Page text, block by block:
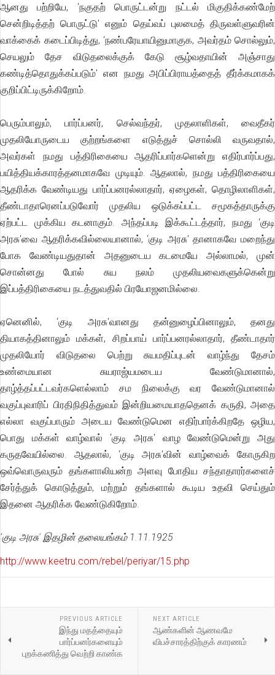
ஆனது பற்றியே, ‘நகுதற் பொருட்டன்று நட்டல் மிகுதிக்கண்மேற்
சென்றிடித்தற் பொருட்டு' எனும் தெய்வப் புலமைத் திருவள்ளுவரின்
வாக்கைக் கடைப்பிடித்து, ‘நண்பரேயாயினுமாகுக, அவர்தம் சொல்லும்,
செயலும் தேச விடுதலைக்குக் கேடு சூழ்வதாயின் அஞ்சாது
கண்டித்தொதுக்கப்படும்' என நமது அபிப்பிராயத்தைத் தீர்க்கமாகக்
குறிப்பிட்டிருக்கிறோம்.
பெரும்பாலும், பார்ப்பனர், செல்வந்தர், முதலாளிகள், வைதீகர்
முதலியோருடைய குற்றங்களை எடுத்துச் சொல்லி வருவதால்,
அவர்கள் நமது பத்திரிகையை ஆதரிப்பார்களென்று எதிர்பார்ப்பது,
பயித்தியக்காரத்தனமாகவே முடியும். ஆதலால், நமது பத்திரிகையை
ஆதரிக்க வேண்டியது பார்ப்பனரல்லாதார், ஏழைகள், தொழிலாளிகள்,
தீண்டாதாரெனப்படுவோர் முதலிய ஒடுக்கப்பட்ட சமூகத்தாருக்கு
ஏற்பட்ட முக்கிய கடனாகும். அந்தப்படி இக்கூட்டத்தார், நமது ‘குடி
அரசு'வை ஆதரிக்கவில்லையானால், ‘குடி அரசு' தானாகவே மறைந்து
போக வேண்டியதுதான் அதனுடைய கடமையே அல்லாமல், முன்
சொன்னது போல் சுய நலம் முதலியவைகளுக்கென்று
இப்பத்திரிகையை நடத்துவதில் பிரயோஜனமில்லை.
ஏனெனில், ‘குடி அரசு'வானது தன்னுழைப்பினாலும், தனது
தியாகத்தினாலும் மக்கள், சிறப்பாய் பார்ப்பனரல்லாதார், தீண்டாதார்
முதலியோர் விடுதலை பெற்று சுயமதிப்புடன் வாழ்ந்து தேசம்
உண்மையான சுயராஜ்யமடைய வேண்டுமானால்,
தாழ்த்தப்பட்டவர்களெல்லாம் சம நிலைக்கு வர வேண்டுமானால்
வகுப்புவாரிப் பிரதிநிதித்துவம் இன்றியமையாததெனக் கருதி, அதை
எல்லா வகுப்பாரும் அடைய வேண்டுமென எதிர்பார்க்கிறதே ஒழிய,
பொது மக்கள் வாழ்வால் ‘குடி அரசு' வாழ வேண்டுமென்று அது
கருதவேயில்லை. ஆதலால், ‘குடி அரசு'வின் வாழ்வைக் கோருகிற
ஒவ்வொருவரும் தங்களாலியன்ற அளவு போதிய சந்தாதாரர்களைச்
சேர்த்துக் கொடுத்தும், மற்றும் தங்களால் கூடிய உதவி செய்தும்
இதனை ஆதரிக்க வேண்டுகிறோம்.
‘குடி அரசு' இதழின் தலையங்கம் 1.11.1925
http://www.keetru.com/rebel/periyar/15.php
PREVIOUS ARTICLE
இந்து மதத்தையும்
பார்ப்பனர்களையும்
புறக்கணித்து வெற்றி காண்க
NEXT ARTICLE
ஆண்களின் ஆணவமே
விபச்சாரத்திற்குக் காரணம்